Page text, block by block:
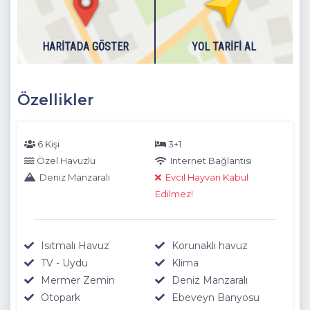
masası, Klima, Banyo, Jakuzi, Deniz ve doğa manzarasına
sahip balkon bulunmaktadır.
Zemin Katta :Isıtmalı Kapalı Havuz, TV, Sauna, Şezlong,
Dışarıdaki havuzlarımız 1 Kasım - 30 Nisan tarihlerinde hava
HARITADA GÖSTER YOL TARIFI AL
Özellikler
6 Kişi
3+1
Özel Havuzlu
Internet Bağlantısı
Deniz Manzaralı
Evcil Hayvan Kabul
Edilmez!
Isıtmalı Havuz
Korunaklı havuz
TV - Uydu
Klima
Mermer Zemin
Deniz Manzaralı
Otopark
Ebeveyn Banyosu